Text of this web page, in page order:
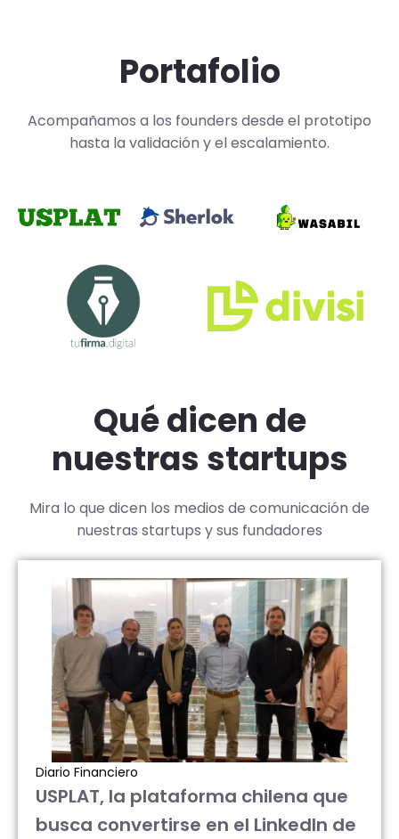
Portafolio
Acompañamos a los founders desde el prototipo
hasta la validación y el escalamiento.
Qué dicen de
nuestras startups
Mira lo que dicen los medios de comunicación de
nuestras startups y sus fundadores
Diario Financiero
USPLAT, la plataforma chilena que
busca convertirse en el LinkedIn de